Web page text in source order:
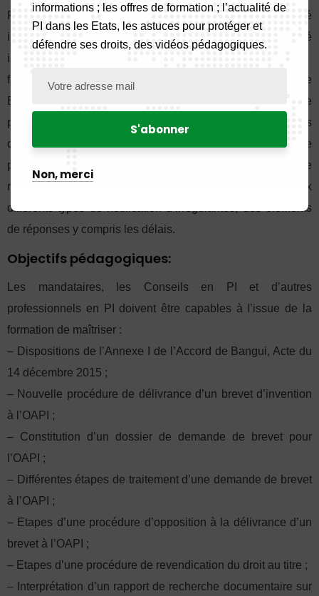
Permettre aux mandataires, aux Conseils en Propriété
intellectuelle et à d’autres professionnels de la propriété
intellectuelle de se
familiariser aux dispositions de l’Annexe I de l’Accord de
Bangui, Acte du 14 février 2015, à la nouvelle procédure de
protection des inventions à l’OAPI, aux procédures
d’opposition à la délivrance d’un brevet, de revendication de
propriété devant l’organisation, au contenu du rapport de
recherche documentaire sur l’état de la technique, aux
différents types de notification d’irrégularités, des éléments
de réponses y compris les délais.
Objectifs pédagogiques:
Les mandataires, les Conseils en PI et d’autres
professionnels en PI doivent être capables à l’issue de la
formation de maîtriser :
– Dispositions de l’Annexe I de l’Accord de Bangui, Acte du
14 décembre 2015 ;
– Nouvelle procédure de délivrance d’un brevet d’invention
à l’OAPI ;
– Constitution d’un dossier de demande de brevet pour
l’OAPI ;
– Différentes étapes de traitement d’une demande de brevet
à l’OAPI ;
– Etapes d’une procédure d’opposition à la délivrance d’un
brevet à l’OAPI ;
– Etapes d’une procédure de revendication du droit au titre ;
– Interprétation d’un rapport de recherche documentaire sur
informations ; les offres de formation ; l’actualité de
PI dans les Etats, les astuces pour protéger et
défendre ses droits, des vidéos pédagogiques.
Non, merci